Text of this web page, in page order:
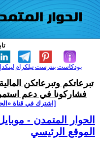
تيلكرامبنترست بودكاست
تبرعاتكم وتبرعاتكن
فشاركونا في دعم
[اشترك في قناة
الحوار المتمدن -
الموقع الرئيسي